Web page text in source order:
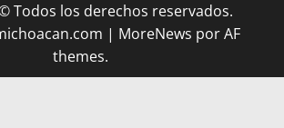
Todos los derechos reservados.
| MoreNews por AF
themes.